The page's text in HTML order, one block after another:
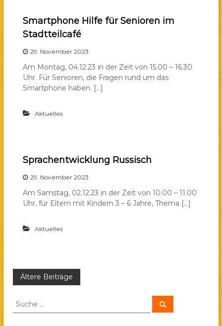
Smartphone Hilfe für Senioren im
Stadtteilcafé
29. November 2023
Am Montag, 04.12.23 in der Zeit von 15.00 – 16.30
Uhr. Für Senioren, die Fragen rund um das
Smartphone haben. […]
Aktuelles
Sprachentwicklung Russisch
29. November 2023
Am Samstag, 02.12.23 in der Zeit von 10.00 – 11.00
Uhr, für Eltern mit Kindern 3 – 6 Jahre, Thema […]
Aktuelles
B
e
Ältere Beiträge
S
S
u